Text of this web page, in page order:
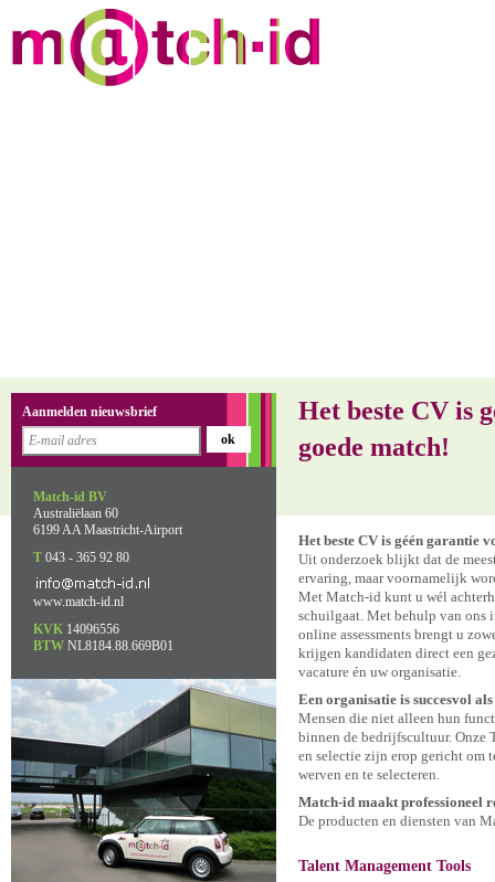
Aanmelden nieuwsbrief
Match-id BV
Australiëlaan 60
6199 AA Maastricht-Airport
T 043 - 365 92 80
www.match-id.nl
KVK 14096556
BTW NL8184.88.669B01
Het beste CV is
goede match!
Het beste CV is géén garantie
Uit onderzoek blijkt dat de
ervaring, maar voornamelijk
Met Match-id kunt u wél
schuilgaat. Met behulp van ons
online assessments brengt u
krijgen kandidaten direct een
vacature én uw organisatie.
Een organisatie is succesvol
Mensen die niet alleen hun
binnen de bedrijfscultuur. Onze
en selectie zijn erop gericht om
werven en te selecteren.
Match-id maakt professioneel
De producten en diensten van
Talent Management Tools